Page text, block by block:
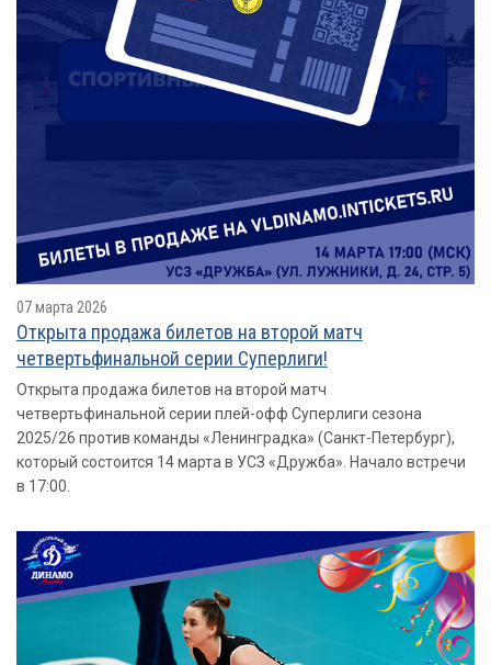
07 марта 2026
Открыта продажа билетов на второй матч
четвертьфинальной серии Суперлиги!
Открыта продажа билетов на второй матч
четвертьфинальной серии плей-офф Суперлиги сезона
2025/26 против команды «Ленинградка» (Санкт-Петербург),
который состоится 14 марта в УСЗ «Дружба». Начало встречи
в 17:00.